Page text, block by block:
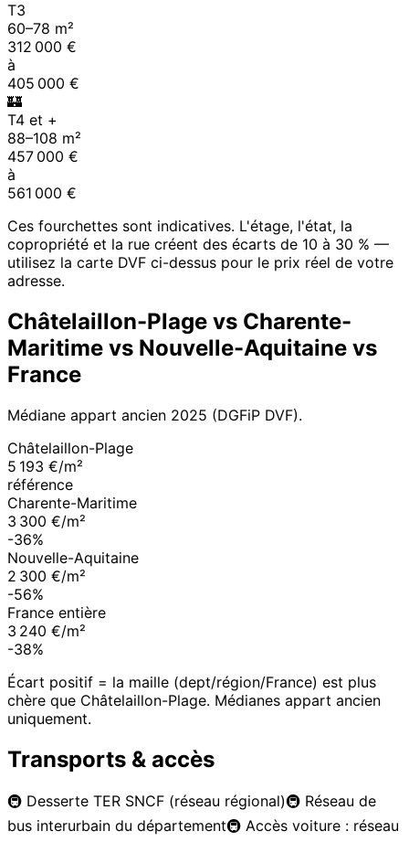
T3
60–78 m²
312 000 €
à
405 000 €
🏰
T4 et +
88–108 m²
457 000 €
à
561 000 €
Ces fourchettes sont indicatives. L'étage, l'état, la
copropriété et la rue créent des écarts de 10 à 30 % —
utilisez la carte DVF ci-dessus pour le prix réel de votre
adresse.
Châtelaillon-Plage vs Charente-
Maritime vs Nouvelle-Aquitaine vs
France
Médiane appart ancien 2025 (DGFiP DVF).
Châtelaillon-Plage
5 193 €/m²
référence
Charente-Maritime
3 300 €/m²
-36%
Nouvelle-Aquitaine
2 300 €/m²
-56%
France entière
3 240 €/m²
-38%
Écart positif = la maille (dept/région/France) est plus
chère que Châtelaillon-Plage. Médianes appart ancien
uniquement.
Transports & accès
🚇 Desserte TER SNCF (réseau régional)🚇 Réseau de
bus interurbain du département🚇 Accès voiture : réseau